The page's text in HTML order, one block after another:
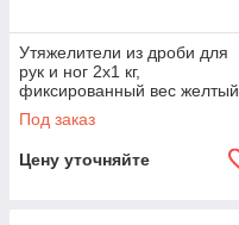
Утяжелители из дроби для
рук и ног 2х1 кг,
фиксированный вес желтый
Под заказ
Цену уточняйте